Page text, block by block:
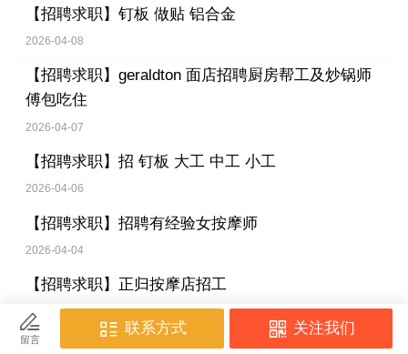
【招聘求职】 钉板 做贴 铝合金
2026-04-08
【招聘求职】 geraldton 面店招聘厨房帮工及炒锅师
傅包吃住
2026-04-07
【招聘求职】 招 钉板 大工 中工 小工
2026-04-06
【招聘求职】 招聘有经验女按摩师
2026-04-04
【招聘求职】 正归按摩店招工
2026-04-04
【招聘求职】Gyprock小房子招中工 大工，钉板抹灰